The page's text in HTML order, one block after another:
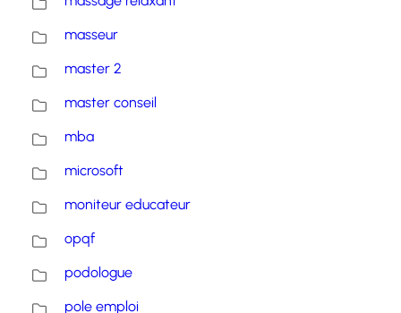
masseur
master 2
master conseil
mba
microsoft
moniteur educateur
opqf
podologue
pole emploi